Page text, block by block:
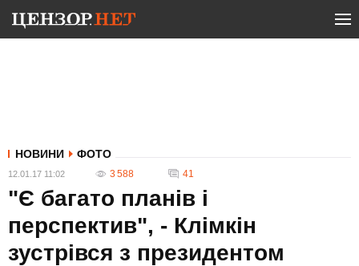
НОВИНИ ФОТО
12.01.17 11:02 3 588 41
"Є багато планів і
перспектив", - Клімкін
зустрівся з президентом